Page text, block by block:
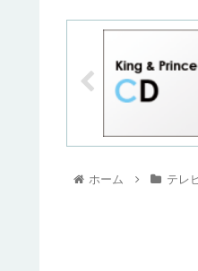
ホーム テレ